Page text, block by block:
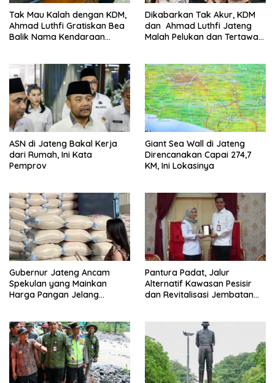
Tak Mau Kalah dengan KDM,
Ahmad Luthfi Gratiskan Bea
Balik Nama Kendaraan
Dikabarkan Tak Akur, KDM
dan Ahmad Luthfi Jateng
Malah Pelukan dan Tertawa
ASN di Jateng Bakal Kerja
dari Rumah, Ini Kata
Pemprov
Giant Sea Wall di Jateng
Direncanakan Capai 274,7
KM, Ini Lokasinya
Gubernur Jateng Ancam
Spekulan yang Mainkan
Harga Pangan Jelang
Pantura Padat, Jalur
Alternatif Kawasan Pesisir
dan Revitalisasi Jembatan